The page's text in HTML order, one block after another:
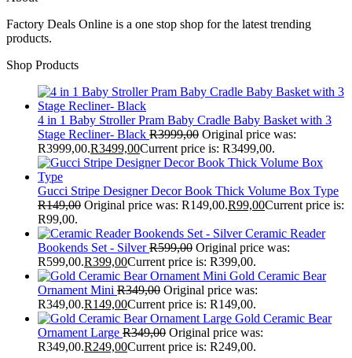
Factory Deals Online is a one stop shop for the latest trending
products.
Shop Products
4 in 1 Baby Stroller Pram Baby Cradle Baby Basket with 3
Stage Recliner- Black R3999,00 Original price was:
R3999,00.R3499,00Current price is: R3499,00.
Gucci Stripe Designer Decor Book Thick Volume Box Type
R149,00 Original price was: R149,00.R99,00Current price is:
R99,00.
Ceramic Reader
Bookends Set - Silver R599,00 Original price was:
R599,00.R399,00Current price is: R399,00.
Gold Ceramic Bear
Ornament Mini R349,00 Original price was:
R349,00.R149,00Current price is: R149,00.
Gold Ceramic Bear
Ornament Large R349,00 Original price was:
R349,00.R249,00Current price is: R249,00.